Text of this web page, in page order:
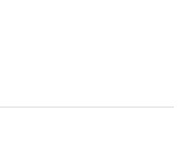
4 z 5 hvězdiček.